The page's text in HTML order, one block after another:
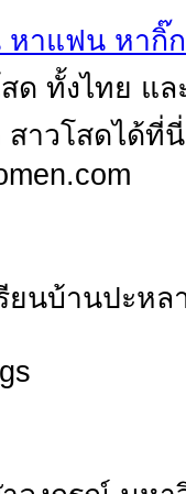
หาแฟน หากิ๊
ทั้งไทย แ
สาวโสดได้ที่นี่
รียนบ้านปะ